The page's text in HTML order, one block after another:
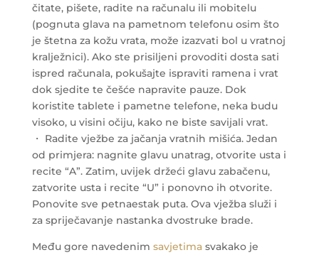
čitate, pišete, radite na računalu ili mobitelu
(pognuta glava na pametnom telefonu osim što
je štetna za kožu vrata, može izazvati bol u vratnoj
kralježnici). Ako ste prisiljeni provoditi dosta sati
ispred računala, pokušajte ispraviti ramena i vrat
dok sjedite te češće napravite pauze. Dok
koristite tablete i pametne telefone, neka budu
visoko, u visini očiju, kako ne biste savijali vrat.
・ Radite vježbe za jačanja vratnih mišića. Jedan
od primjera: nagnite glavu unatrag, otvorite usta i
recite “A”. Zatim, uvijek držeći glavu zabačenu,
zatvorite usta i recite “U” i ponovno ih otvorite.
Ponovite sve petnaestak puta. Ova vježba služi i
za spriječavanje nastanka dvostruke brade.
Među gore navedenim savjetimasvakako je